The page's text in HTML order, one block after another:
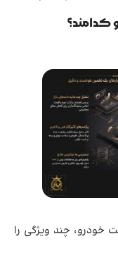
کدامند؟
خودرو، چند ویژگی را